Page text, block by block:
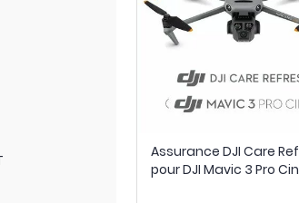
Assurance DJI Care
pour DJI Mavic 3 Pro